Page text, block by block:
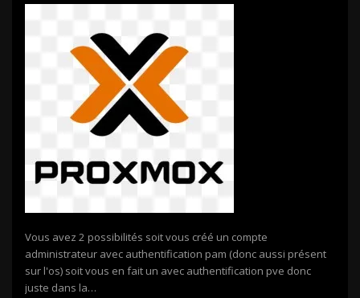
Vous avez 2 possibilités soit vous créé un compte
administrateur avec authentification pam (donc aussi présent
sur l'os) soit vous en fait un avec authentification pve donc
juste dans la…